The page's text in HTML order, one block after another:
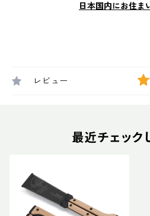
日本国内にお住ま
レビュー
最近チェック